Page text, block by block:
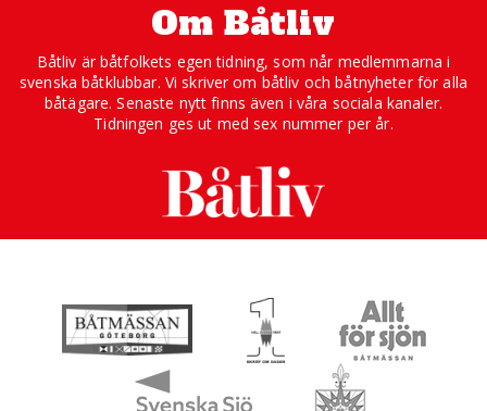
Om Båtliv
Båtliv är båtfolkets egen tidning, som når medlemmarna i
svenska båtklubbar. Vi skriver om båtliv och båtnyheter för alla
båtägare. Senaste nytt finns även i våra sociala kanaler.
Tidningen ges ut med sex nummer per år.